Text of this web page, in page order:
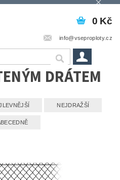
info@vseproploty.cz
0 Kč
DRÁTEM
NEJDRAŽŠÍ